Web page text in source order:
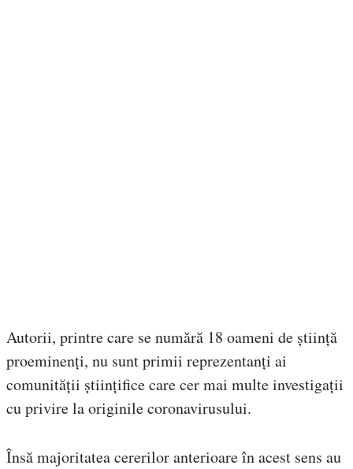
Autorii, printre care se numără 18 oameni de știință
proeminenți, nu sunt primii reprezentanți ai
comunității științifice care cer mai multe investigații
cu privire la originile coronavirusului.
Însă majoritatea cererilor anterioare în acest sens au